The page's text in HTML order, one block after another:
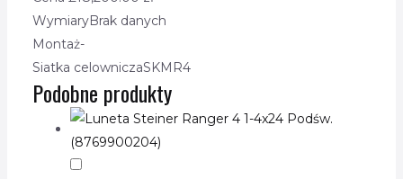
WymiaryBrak danych
Montaż-
Siatka celowniczaSKMR4
Podobne produkty